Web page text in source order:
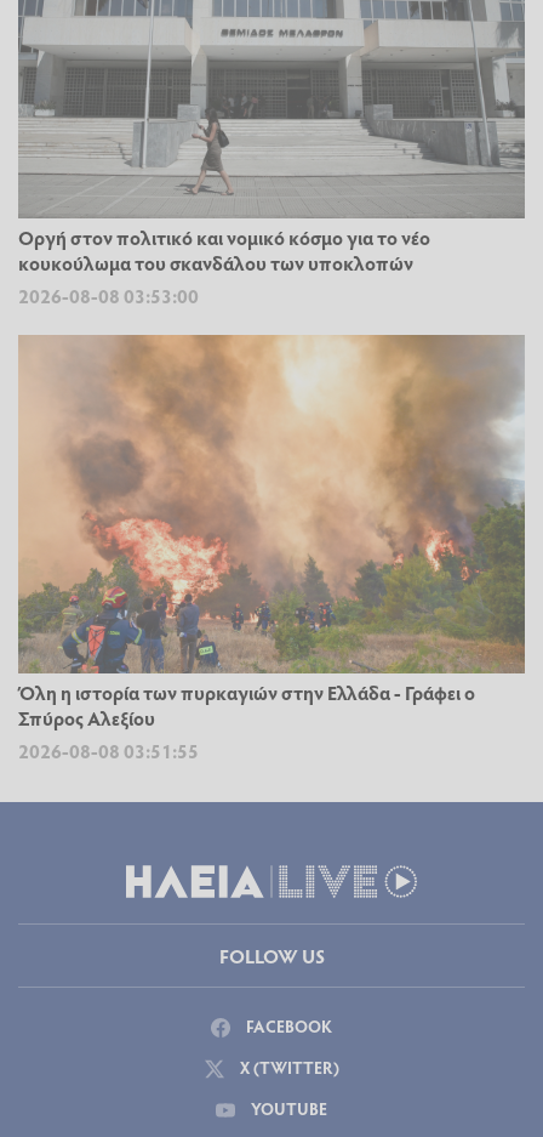
Οργή στον πολιτικό και νομικό κόσμο για το νέο
κουκούλωμα του σκανδάλου των υποκλοπών
2026-08-08 03:53:00
Όλη η ιστορία των πυρκαγιών στην Ελλάδα - Γράφει ο
Σπύρος Αλεξίου
2026-08-08 03:51:55
FOLLOW US
FACEBOOK
X (TWITTER)
YOUTUBE